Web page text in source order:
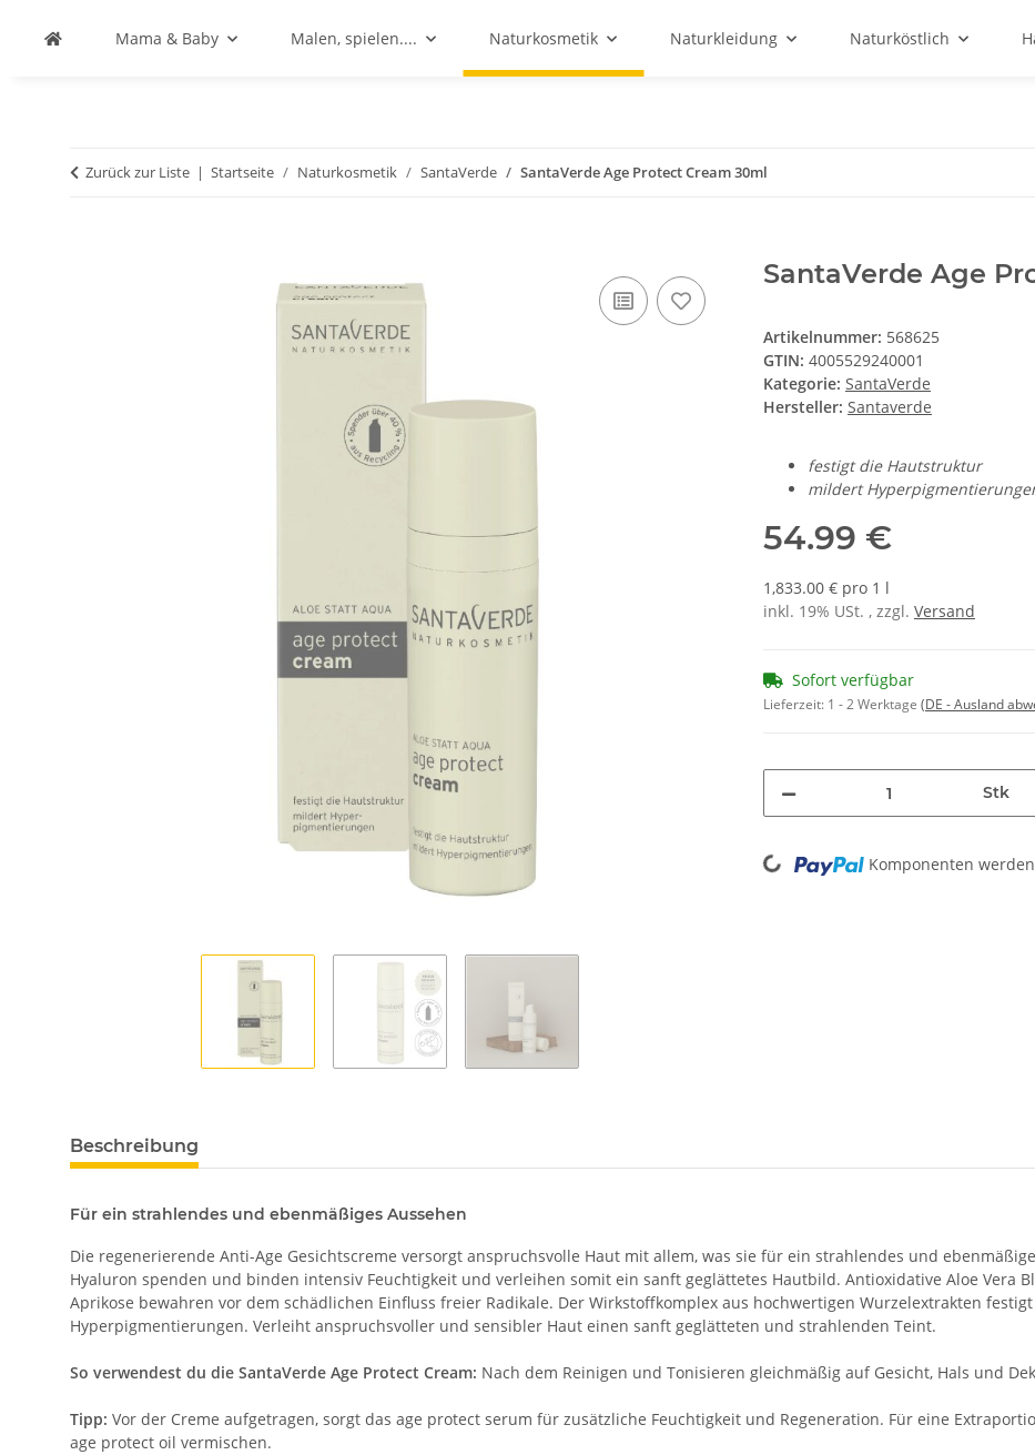
Mama & Baby Malen, spielen.... Naturkosmetik Naturkleidung Naturköstlich
Zurück zur Liste Startseite Naturkosmetik SantaVerde SantaVerde Age Protect Cream 30ml
SantaVerde Age
Artikelnummer: 568625
GTIN: 4005529240001
Kategorie: SantaVerde
Hersteller: Santaverde
festigt die Hautstruktur
mildert
54.99 €
1,833.00 € pro 1 l
inkl. 19% USt. , zzgl. Versand
Sofort verfügbar
Lieferzeit: 1 - 2 Werktage (DE - Ausland
Stk
Loading... Komponenten
Beschreibung
Für ein strahlendes und ebenmäßiges Aussehen
Die regenerierende Anti-Age Gesichtscreme versorgt anspruchsvolle Haut mit allem, was sie für ein strahlendes und
Hyaluron spenden und binden intensiv Feuchtigkeit und verleihen somit ein sanft geglättetes Hautbild. Antioxidative Aloe Vera
Aprikose bewahren vor dem schädlichen Einfluss freier Radikale. Der Wirkstoffkomplex aus hochwertigen Wurzelextrakten
Hyperpigmentierungen. Verleiht anspruchsvoller und sensibler Haut einen sanft geglätteten und strahlenden Teint.
So verwendest du die SantaVerde Age Protect Cream: Nach dem Reinigen und Tonisieren gleichmäßig auf Gesicht, Hals und
Tipp: Vor der Creme aufgetragen, sorgt das age protect serum für zusätzliche Feuchtigkeit und Regeneration. Für eine
age protect oil vermischen.